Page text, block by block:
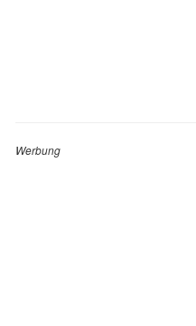
Werbung